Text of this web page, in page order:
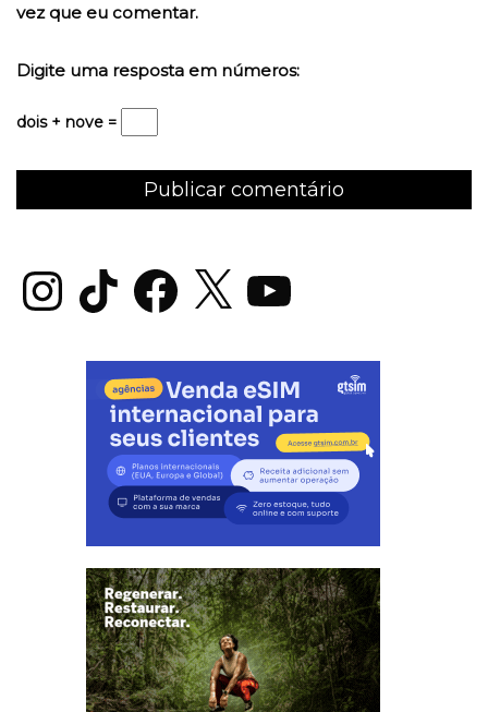
vez que eu comentar.
Digite uma resposta em números:
dois + nove =
InstagramTikTok Facebook
X YouTube